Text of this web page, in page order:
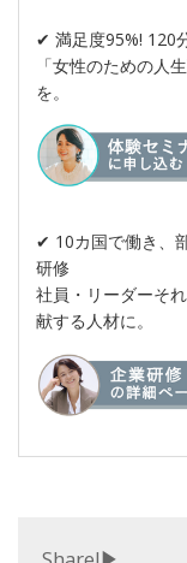
✔︎ 満足度95%! 120
「女性のための人
を。
✔︎ 10カ国で働き、
研修
社員・リーダーそ
献する人材に。